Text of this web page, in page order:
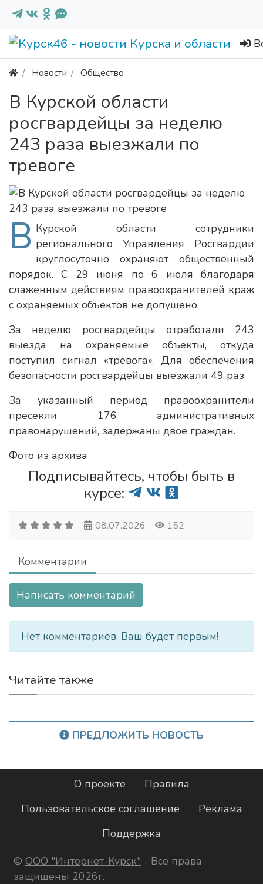
Новости Общество
В Курской области
росгвардейцы за неделю
243 раза выезжали по
тревоге
В Курской области сотрудники
регионального Управления Росгвардии
круглосуточно охраняют общественный
порядок. С 29 июня по 6 июля благодаря
слаженным действиям правоохранителей краж
с охраняемых объектов не допущено.
За неделю росгвардейцы отработали 243
выезда на охраняемые объекты, откуда
поступил сигнал «тревога». Для обеспечения
безопасности росгвардейцы выезжали 49 раз.
За указанный период правоохранители
пресекли 176 административных
правонарушений, задержаны двое граждан.
Фото из архива
Подписывайтесь, чтобы быть в
курсе:
08.07.2026 152
Комментарии
Написать комментарий
Нет комментариев. Ваш будет первым!
Читайте также
ПРЕДЛОЖИТЬ НОВОСТЬ
О проекте
Правила
Пользовательское соглашение
Реклама
Поддержка
© ООО "Интернет-Курск" - Все права
защищены 2026г.